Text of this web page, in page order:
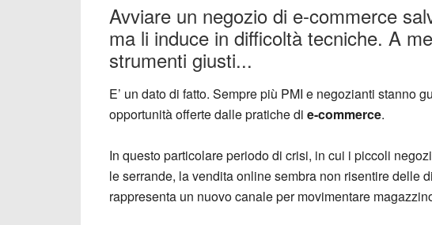
Avviare un negozio di e-commerce
ma li induce in difficoltà tecniche. A
strumenti giusti...
E’ un dato di fatto. Sempre più PMI e negozianti stanno
opportunità offerte dalle pratiche di e-commerce.
In questo particolare periodo di crisi, in cui i piccoli
le serrande, la vendita online sembra non risentire delle
rappresenta un nuovo canale per movimentare